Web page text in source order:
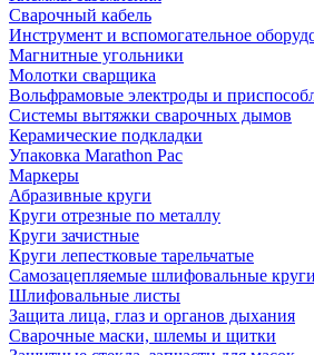
Сварочный кабель
Инструмент и вспомогательное
Магнитные угольники
Молотки сварщика
Вольфрамовые электроды и
Системы вытяжки сварочных дымов
Керамические подкладки
Упаковка Marathon Pac
Маркеры
Абразивные круги
Круги отрезные по металлу
Круги зачистные
Круги лепестковые тарельчатые
Самозацепляемые шлифовальные круги
Шлифовальные листы
Защита лица, глаз и органов дыхания
Сварочные маски, шлемы и щитки